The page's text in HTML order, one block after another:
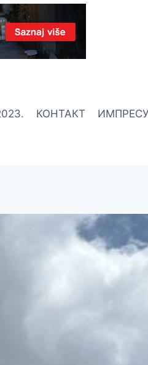
КОНТАКТ